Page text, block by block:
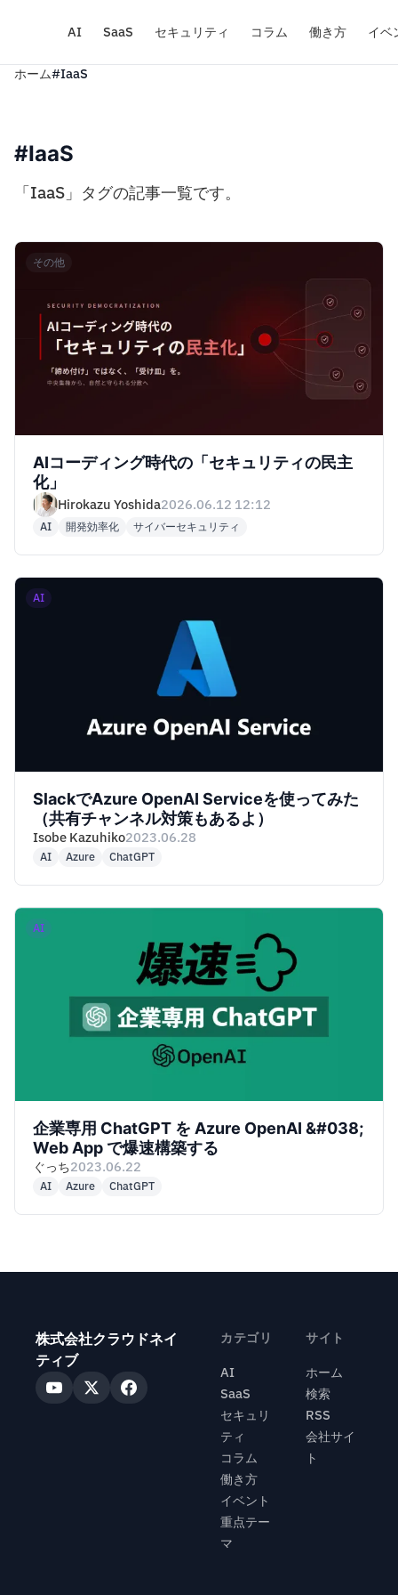
AI SaaS セキュリティ コラム 働き方 イベ
ホーム#IaaS
#IaaS
「IaaS」タグの記事一覧です。
その他
AIコーディング時代の「セキュリティの民主
化」
Hirokazu Yoshida2026.06.12 12:12
AI 開発効率化 サイバーセキュリティ
AI
SlackでAzure OpenAI Serviceを使ってみた
（共有チャンネル対策もあるよ）
Isobe Kazuhiko2023.06.28
AI Azure ChatGPT
AI
企業専用 ChatGPT を Azure OpenAI &#038;
Web App で爆速構築する
ぐっち2023.06.22
AI Azure ChatGPT
株式会社クラウドネイ
ティブ
カテゴリ
AI
SaaS
セキュリ
ティ
コラム
働き方
イベント
重点テー
マ
サイト
ホーム
検索
RSS
会社サイ
ト